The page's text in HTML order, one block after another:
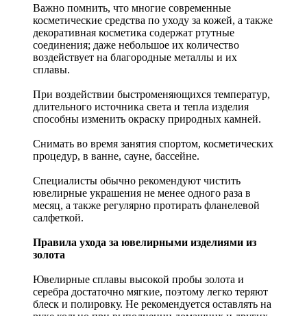
Важно помнить, что многие современные
косметические средства по уходу за кожей, а также
декоративная косметика содержат ртутные
соединения; даже небольшое их количество
воздействует на благородные металлы и их
сплавы.
При воздействии быстроменяющихся температур,
длительного источника света и тепла изделия
способны изменить окраску природных камней.
Снимать во время занятия спортом, косметических
процедур, в ванне, сауне, бассейне.
Специалисты обычно рекомендуют чистить
ювелирные украшения не менее одного раза в
месяц, а также регулярно протирать фланелевой
салфеткой.
Правила ухода за ювелирными изделиями из
золота
Ювелирные сплавы высокой пробы золота и
серебра достаточно мягкие, поэтому легко теряют
блеск и полировку. Не рекомендуется оставлять на